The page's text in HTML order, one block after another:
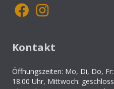
Kontakt
Öffnungszeiten: Mo, Di, Do,
18.00 Uhr, Mittwoch: